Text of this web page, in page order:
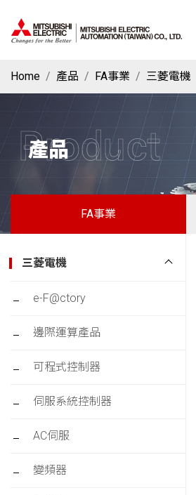
Home 產品 FA事業 三菱電機
產品
Product
FA事業
三菱電機
e-F@ctory
邊際運算產品
可程式控制器
伺服系統控制器
AC伺服
變頻器